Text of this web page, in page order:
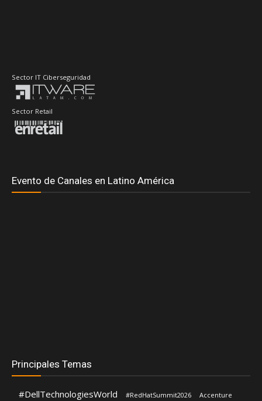
Sector IT Ciberseguridad
Sector Retail
Evento de Canales en Latino América
Principales Temas
#DellTechnologiesWorld #RedHatSummit2026 Accenture